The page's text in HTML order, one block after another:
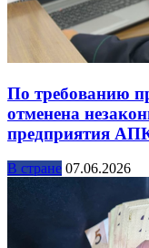
По требованию
отменена
предприятия
В стране 07.06.2026